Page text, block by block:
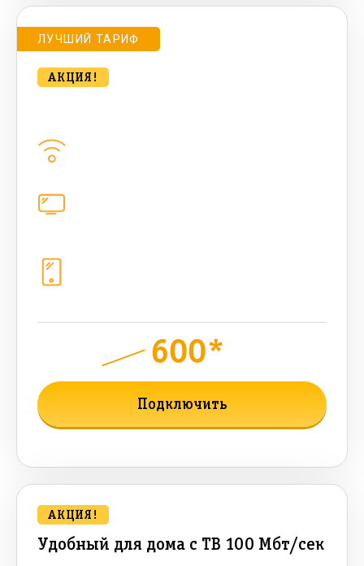
ЛУЧШИЙ ТАРИФ
АКЦИЯ!
1000 600*
Подключить
Удобный для дома с ТВ 100 Мбт/сек
АКЦИЯ!